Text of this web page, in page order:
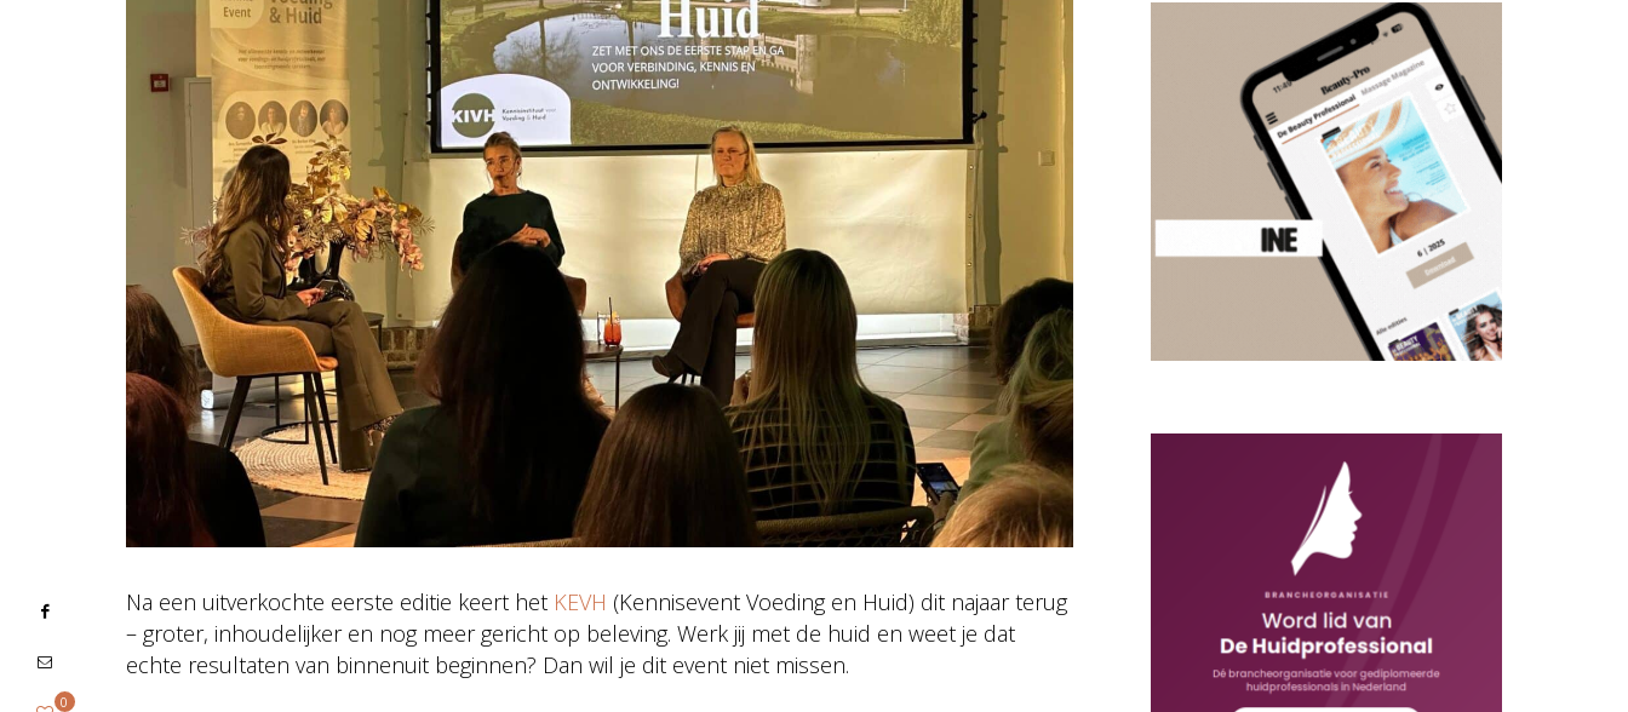
Na een uitverkochte eerste editie keert het KEVH (Kennisevent Voeding en Huid) dit najaar terug
– groter, inhoudelijker en nog meer gericht op beleving. Werk jij met de huid en weet je dat
echte resultaten van binnenuit beginnen? Dan wil je dit event niet missen.
0